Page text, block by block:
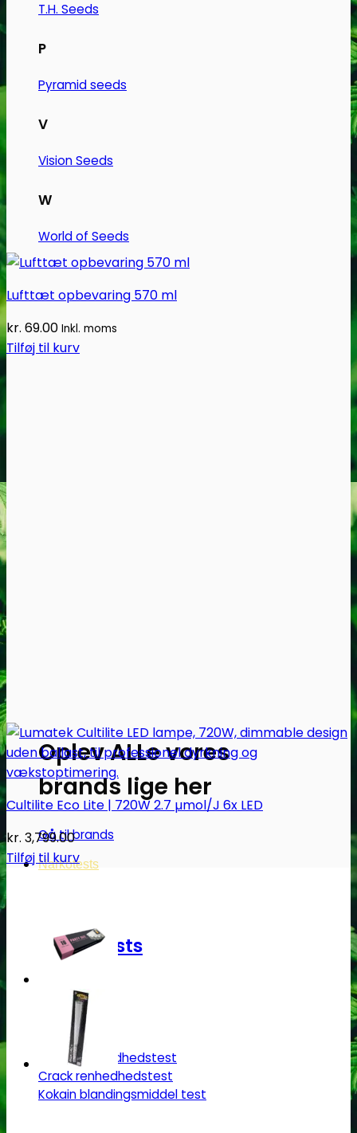
T.H. Seeds
P
Pyramid seeds
V
Vision Seeds
W
World of Seeds
Oplev ALLe vores
brands lige her
Gå til brands
Narkotests
Narkotests
Kokain Tests
Kokain renhedhedstest
Crack renhedhedstest
Kokain blandingsmiddel test
vælges
varesiden
Lufttæt opbevaring 570 ml
kr. 69.00 Inkl. moms
Tilføj til kurv
Cultilite Eco Lite | 720W 2.7 µmol/J 6x LED
kr. 3,799.00
Tilføj til kurv